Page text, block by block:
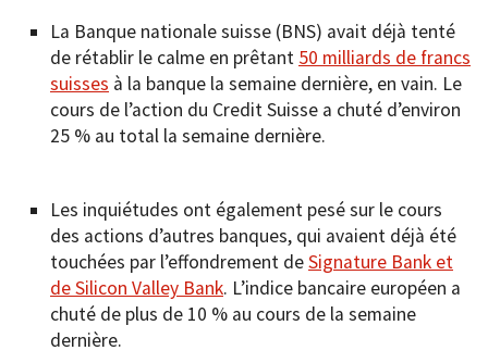
La Banque nationale suisse (BNS) avait déjà tenté
de rétablir le calme en prêtant 50 milliards de francs
suisses à la banque la semaine dernière, en vain. Le
cours de l’action du Credit Suisse a chuté d’environ
25 % au total la semaine dernière.
Les inquiétudes ont également pesé sur le cours
des actions d’autres banques, qui avaient déjà été
touchées par l’effondrement deSignature Bank et
de Silicon Valley Bank. L’indice bancaire européen a
chuté de plus de 10 % au cours de la semaine
dernière.